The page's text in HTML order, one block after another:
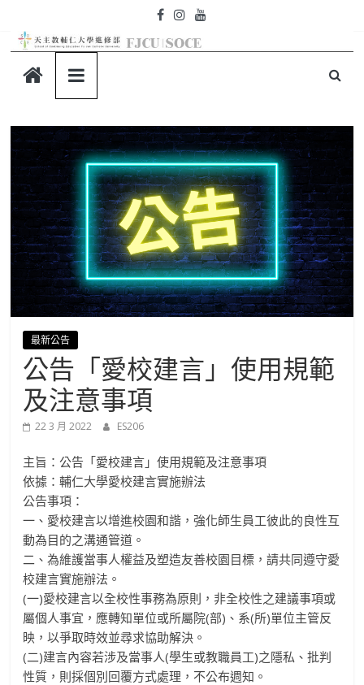
content
天
主
教
輔
仁
大
學-
進
修
部
官
方
網
站
最新公告
公告「愛校建言」使用規範
及注意事項
22 3 月 2022 ES206
主旨：公告「愛校建言」使用規範及注意事項
依據：輔仁大學愛校建言實施辦法
公告事項：
一、愛校建言以增進校園和諧，強化師生員工彼此的良性互
動為目的之溝通管道。
二、為維護當事人權益及塑造友善校園目標，請共同遵守愛
校建言實施辦法。
(一)愛校建言以全校性事務為原則， 非全校性之建議事項或
屬個人事宜，應轉知單位或所屬院(部)、 系(所)單位主管反
映，以爭取時效並尋求協助解決。
(二)建言內容若涉及當事人(學生或教職員工)之隱私、批判
性質，則採個別回覆方式處理，不公布週知。